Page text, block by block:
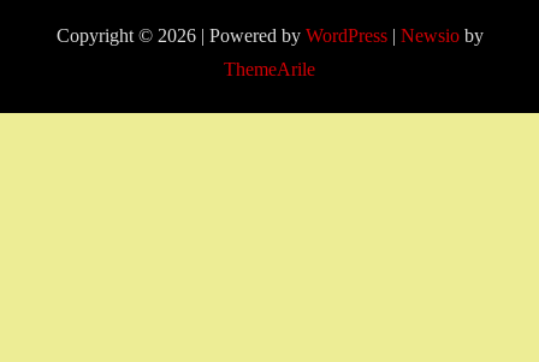
Copyright © 2026 | Powered by WordPress | Newsioby
ThemeArile